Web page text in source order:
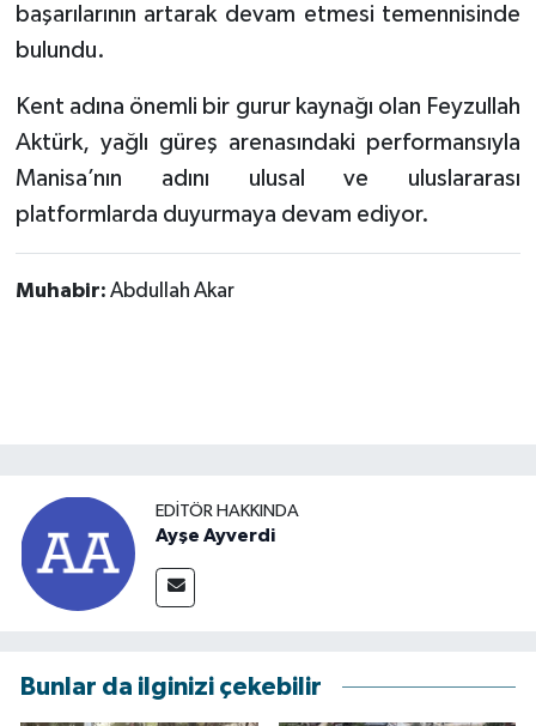
başarılarının artarak devam etmesi temennisinde
bulundu.
Kent adına önemli bir gurur kaynağı olan Feyzullah
Aktürk, yağlı güreş arenasındaki performansıyla
Manisa’nın adını ulusal ve uluslararası
platformlarda duyurmaya devam ediyor.
Muhabir: Abdullah Akar
EDITÖR HAKKINDA
Ayşe Ayverdi
Bunlar da ilginizi çekebilir